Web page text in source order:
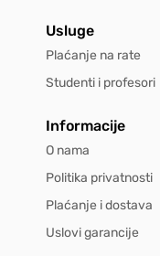
Usluge
Plaćanje na rate
Studenti i profesori
Informacije
O nama
Politika privatnosti
Plaćanje i dostava
Uslovi garancije